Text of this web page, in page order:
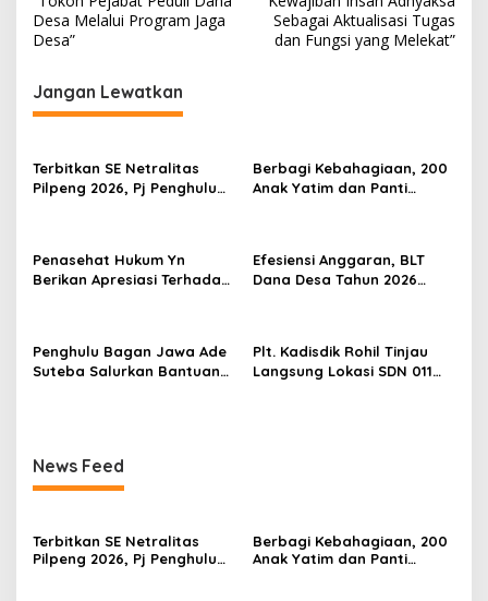
i
g
a
s
p
o
Desa Melalui Program Jaga
Desa”
Sebagai Aktualisasi Tugas
dan Fungsi yang Melekat”
Jangan Lewatkan
Terbitkan SE Netralitas
Pilpeng 2026, Pj Penghulu
Berbagi Kebahagiaan, 200
Anak Yatim dan Panti
Penasehat Hukum Yn
Berikan Apresiasi Terhadap
Efesiensi Anggaran, BLT
Dana Desa Tahun 2026
Penghulu Bagan Jawa Ade
Suteba Salurkan Bantuan
Plt. Kadisdik Rohil Tinjau
Langsung Lokasi SDN 011
News Feed
Terbitkan SE Netralitas
Pilpeng 2026, Pj Penghulu
Berbagi Kebahagiaan, 200
Anak Yatim dan Panti